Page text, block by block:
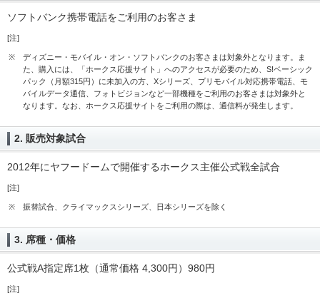
ソフトバンク携帯電話をご利用のお客さま
[注]
※
ディズニー・モバイル・オン・ソフトバンクのお客さまは対象外となります。ま
た、購入には、「ホークス応援サイト」へのアクセスが必要のため、S!ベーシック
パック（月額315円）に未加入の方、Xシリーズ、プリモバイル対応携帯電話、モ
バイルデータ通信、フォトビジョンなど一部機種をご利用のお客さまは対象外と
なります。なお、ホークス応援サイトをご利用の際は、通信料が発生します。
2. 販売対象試合
2012年にヤフードームで開催するホークス主催公式戦全試合
[注]
※ 振替試合、クライマックスシリーズ、日本シリーズを除く
3. 席種・価格
公式戦A指定席1枚（通常価格 4,300円）980円
[注]